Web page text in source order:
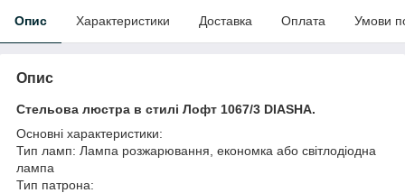
Опис Характеристики Доставка Оплата Умови
Опис
Стельова люстра в стилі Лофт 1067/3 DIASHA.
Основні характеристики:
Тип ламп: Лампа розжарювання, економка або світлодіодна
лампа
Тип патрона: